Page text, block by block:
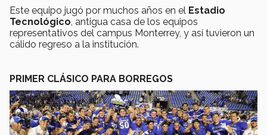
Este equipo jugó por muchos años en el Estadio
Tecnológico, antigua casa de los equipos
representativos del campus Monterrey, y así tuvieron un
cálido regreso a la institución.
PRIMER CLÁSICO PARA BORREGOS